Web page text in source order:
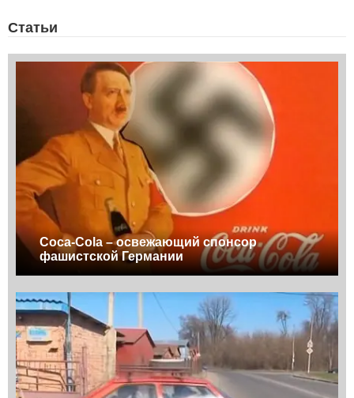
Статьи
Coca-Cola – освежающий спонсор
фашистской Германии